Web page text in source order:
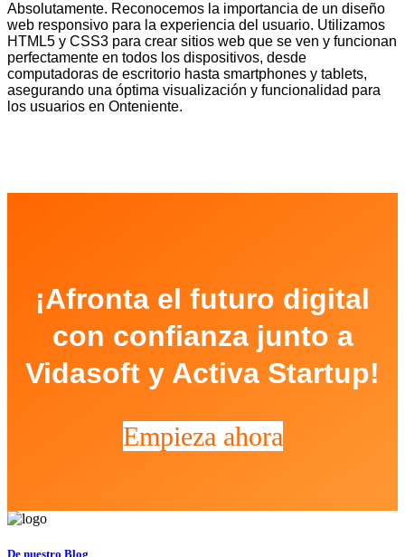
Absolutamente. Reconocemos la importancia de un diseño
web responsivo para la experiencia del usuario. Utilizamos
HTML5 y CSS3 para crear sitios web que se ven y funcionan
perfectamente en todos los dispositivos, desde
computadoras de escritorio hasta smartphones y tablets,
asegurando una óptima visualización y funcionalidad para
los usuarios en Onteniente.
¡Afronta el futuro digital
con confianza junto a
Vidasoft y Activa Startup!
Empieza ahora
De nuestro Blog